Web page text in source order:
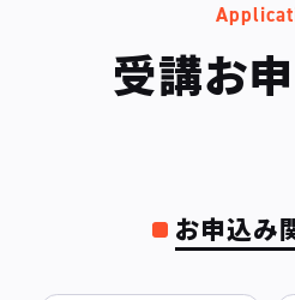
受講お
お申込み